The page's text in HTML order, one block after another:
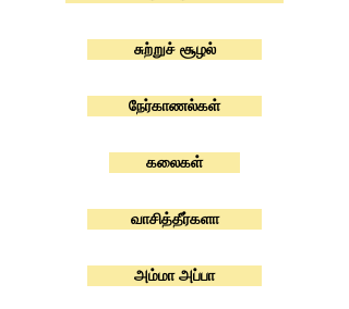
சுற்றுச் சூழல்
நேர்காணல்கள்
கலைகள்
வாசித்தீர்களா
அம்மா அப்பா